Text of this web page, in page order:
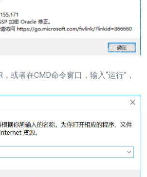
或者在CMD命令窗口，输入“运行”，